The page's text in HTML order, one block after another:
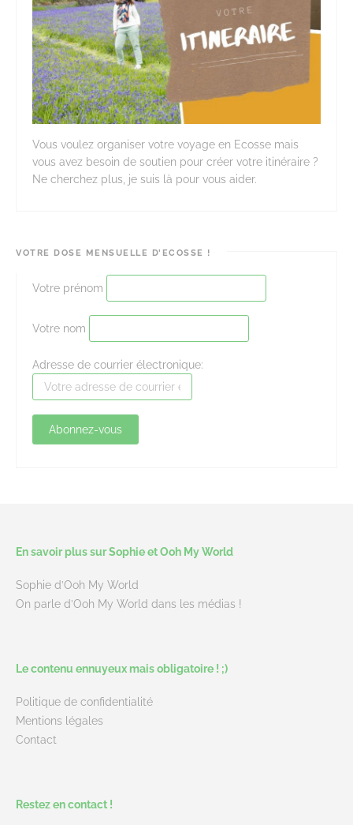
Vous voulez organiser votre voyage en Ecosse mais
vous avez besoin de soutien pour créer votre itinéraire ?
Ne cherchez plus, je suis là pour vous aider.
VOTRE DOSE MENSUELLE D’ECOSSE !
Votre prénom
Votre nom
Adresse de courrier électronique:
En savoir plus sur Sophie et Ooh My World
Sophie d’Ooh My World
On parle d’Ooh My World dans les médias !
Le contenu ennuyeux mais obligatoire ! ;)
Politique de confidentialité
Mentions légales
Contact
Restez en contact !